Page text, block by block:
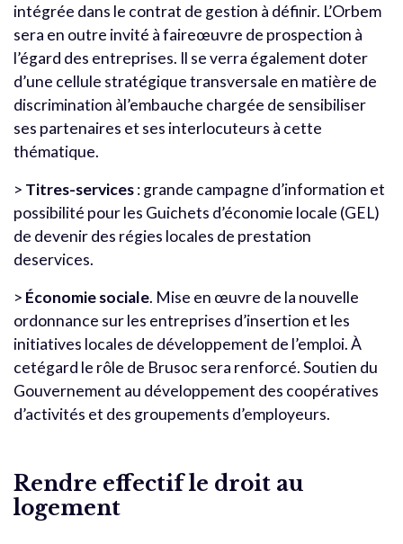
intégrée dans le contrat de gestion à définir. L’Orbem
sera en outre invité à faireœuvre de prospection à
l’égard des entreprises. Il se verra également doter
d’une cellule stratégique transversale en matière de
discrimination àl’embauche chargée de sensibiliser
ses partenaires et ses interlocuteurs à cette
thématique.
> Titres-services: grande campagne d’information et
possibilité pour les Guichets d’économie locale (GEL)
de devenir des régies locales de prestation
deservices.
> Économie sociale. Mise en œuvre de la nouvelle
ordonnance sur les entreprises d’insertion et les
initiatives locales de développement de l’emploi. À
cetégard le rôle de Brusoc sera renforcé. Soutien du
Gouvernement au développement des coopératives
d’activités et des groupements d’employeurs.
Rendre effectif le droit au
logement